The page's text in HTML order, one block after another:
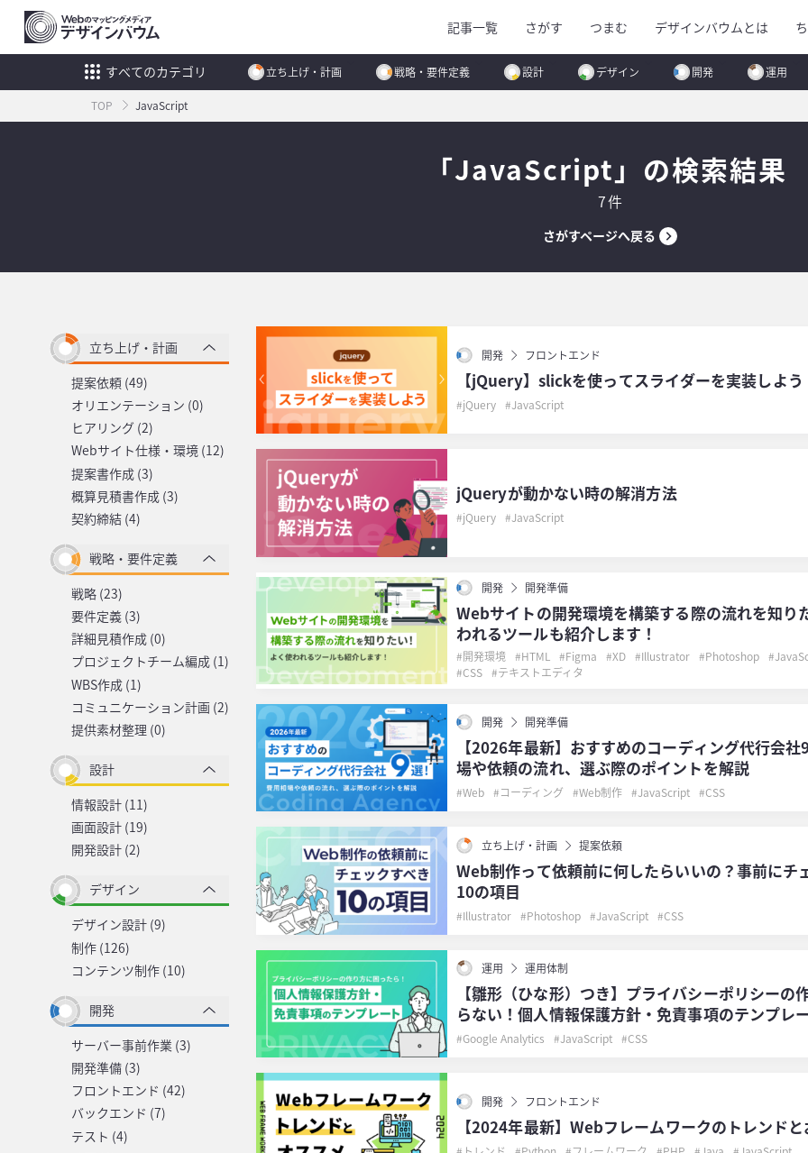
記事一覧 さがす つまむ デザインバウムとは
すべてのカテゴリ 立ち上げ・計画 戦略・要件定義 設計 デザイン 開発 運用
TOP JavaScript
「JavaScript」の検索結果
7件
さがすページへ戻る
開発 フロントエンド
【jQuery】slickを使ってスライダーを実装しよう
jQuery JavaScript
jQueryが動かない時の解消方法
jQuery JavaScript
開発 開発準備
Webサイトの開発環境を構築する際の流れを知り
われるツールも紹介します！
開発環境 HTML Figma XD Illustrator Photoshop
CSS
テキストエディタ
開発 開発準備
【2026年最新】おすすめのコーディング代行会
場や依頼の流れ、選ぶ際のポイントを解説
Web コーディング Web制作 JavaScript CSS
立ち上げ・計画 提案依頼
Web制作って依頼前に何したらいいの？事前にチ
10の項目
Illustrator Photoshop JavaScript CSS
運用 運用体制
【雛形（ひな形）つき】プライバシーポリシーの
らない！個人情報保護方針・免責事項のテンプレ
Google Analytics JavaScript CSS
開発 フロントエンド
【2024年最新】Webフレームワークのトレンド
立ち上げ・計画
提案依頼 (49)
オリエンテーション (0)
ヒアリング (2)
Webサイト仕様・環境 (12)
提案書作成 (3)
概算見積書作成 (3)
契約締結 (4)
戦略・要件定義
戦略 (23)
要件定義 (3)
詳細見積作成 (0)
プロジェクトチーム編成 (1)
WBS作成 (1)
コミュニケーション計画 (2)
提供素材整理 (0)
設計
情報設計 (11)
画面設計 (19)
開発設計 (2)
デザイン
デザイン設計 (9)
制作 (126)
コンテンツ制作 (10)
開発
サーバー事前作業 (3)
開発準備 (3)
フロントエンド (42)
バックエンド (7)
テスト (4)